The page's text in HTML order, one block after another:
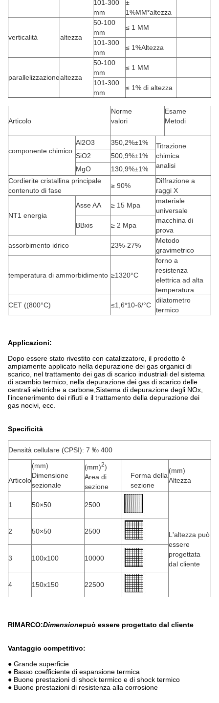
101-300
mm
±
1%MM*altezza
verticalità altezza
50-100
mm
≤ 1 MM
101-300
mm
≤ 1%Altezza
parallelizzazionealtezza
50-100
mm
≤ 1 MM
101-300
mm
≤ 1% di altezza
Articolo
Norme
valori
Esame
Metodi
componente chimico
Al2O3 350,2%±1%
Titrazione
chimica
analisi
SiO2
500,9%±1%
MgO
130,9%±1%
Cordierite cristallina principale
contenuto di fase
≥ 90%
Diffrazione a
raggi X
NT1 energia
Asse AA ≥ 15 Mpa
materiale
universale
macchina di
prova
BBxis ≥ 2 Mpa
assorbimento idrico 23%-27%
Metodo
gravimetrico
temperatura di ammorbidimento ≥1320°C
forno a
resistenza
elettrica ad alta
temperatura
CET ((800°C)
≤1,6*10-6/°C
dilatometro
termico
Applicazioni:
Dopo essere stato rivestito con catalizzatore, il prodotto è
ampiamente applicato nella depurazione dei gas organici di
scarico, nel trattamento dei gas di scarico industriali del sistema
di scambio termico, nella depurazione dei gas di scarico delle
centrali elettriche a carbone,Sistema di depurazione degli NOx,
l'incenerimento dei rifiuti e il trattamento della depurazione dei
gas nocivi, ecc.
Specificità
Densità cellulare (CPSI): 7 ‰ 400
Articolo
(mm)
Dimensione
sezionale
(mm)2)
Area di
sezione
Forma della
sezione
(mm)
Altezza
1 50×50 2500
L'altezza può
essere
progettata
dal cliente
2 50×50 2500
3 100x100 10000
4 150x150 22500
RIMARCO:Dimensionepuò essere progettato dal cliente
Vantaggio competitivo:
● Grande superficie
● Basso coefficiente di espansione termica
● Buone prestazioni di shock termico e di shock termico
● Buone prestazioni di resistenza alla corrosione